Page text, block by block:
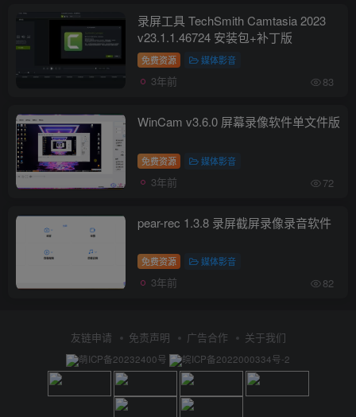
录屏工具 TechSmith Camtasia 2023
v23.1.1.46724 安装包+补丁版
免费资源 媒体影音
3年前 83
WinCam v3.6.0 屏幕录像软件单文件版
免费资源 媒体影音
3年前 72
pear-rec 1.3.8 录屏截屏录像录音软件
免费资源 媒体影音
3年前 82
友链申请 免责声明 广告合作 关于我们
萌ICP备20232400号 皖ICP备2022000334号-2